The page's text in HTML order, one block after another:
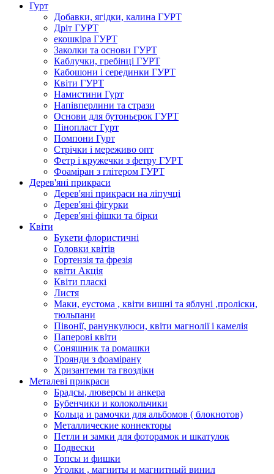
Гурт
Добавки, ягідки, калина ГУРТ
Дріт ГУРТ
екошкіра ГУРТ
Заколки та основи ГУРТ
Каблучки, гребінці ГУРТ
Кабошони і серединки ГУРТ
Квіти ГУРТ
Намистини Гурт
Напівперлини та стрази
Основи для бутоньєрок ГУРТ
Пінопласт Гурт
Помпони Гурт
Стрічки і мереживо опт
Фетр і кружечки з фетру ГУРТ
Фоаміран з глітером ГУРТ
Дерев'яні прикраси
Дерев'яні прикраси на ліпучці
Дерев'яні фігурки
Дерев'яні фішки та бірки
Квіти
Букети флористичні
Головки квітів
Гортензія та фрезія
квіти Акція
Квіти пласкі
Листя
Маки, еустома , квіти вишні та яблуні ,проліски,
тюльпани
Півонії, ранункулюси, квіти магнолії і камелія
Паперові квіти
Соняшник та ромашки
Троянди з фоамірану
Хризантеми та гвоздіки
Металеві прикраси
Брадсы, люверсы и анкера
Бубенчики и колокольчики
Кольца и рамочки для альбомов ( блокнотов)
Металлические коннекторы
Петли и замки для фоторамок и шкатулок
Подвески
Топсы и фишки
Уголки , магниты и магнитный винил